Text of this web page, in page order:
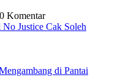
0 Komentar
Justice Cak Soleh
di Pantai